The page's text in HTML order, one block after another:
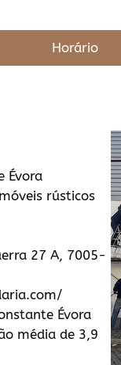
Horário
Évora
rústicos
27 A, 7005-
Évora
média de 3,9